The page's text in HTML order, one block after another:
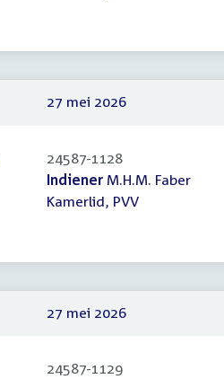
27 mei 2026
24587-1128
IndienerM.H.M. Faber
Kamerlid, PVV
27 mei 2026
24587-1129